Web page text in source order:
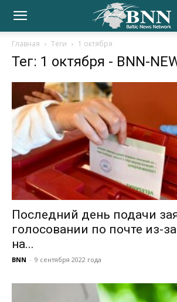
Главная Теги 1 октября
Тег: 1 октября - BNN-
Последний день подачи
голосовании по почте из-
на...
BNN - 9 сентября 2022 года